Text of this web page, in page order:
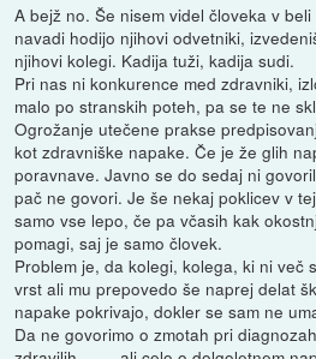
A bejž no. Še nisem videl človeka v
navadi hodijo njihovi odvetniki,
njihovi kolegi. Kadija tuži, kadija sudi.
Pri nas ni konkurence med zdravniki,
malo po stranskih poteh, pa se te ne
Ogrožanje utečene prakse
kot zdravniške napake. Če je že glih
poravnave. Javno se do sedaj ni
pač ne govori. Je še nekaj poklicev v
samo vse lepo, če pa včasih kak
pomagi, saj je samo človek.
Problem je, da kolegi, kolega, ki ni več
vrst ali mu prepovedo še naprej delat
napake pokrivajo, dokler se sam ne
Da ne govorimo o zmotah pri